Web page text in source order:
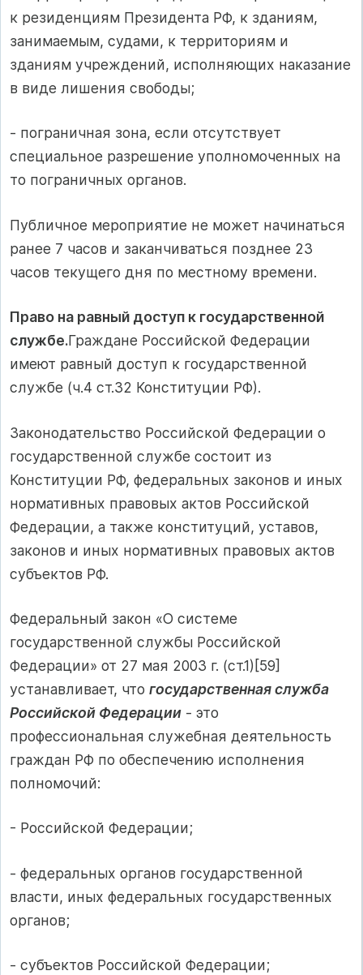
к резиденциям Президента РФ, к зданиям,
занимаемым, судами, к территориям и
зданиям учреждений, исполняющих наказание
в виде лишения свободы;
- пограничная зона, если отсутствует
специальное разрешение уполномоченных на
то пограничных органов.
Публичное мероприятие не может начинаться
ранее 7 часов и заканчиваться позднее 23
часов текущего дня по местному времени.
Право на равный доступ к государственной
службе.Граждане Российской Федерации
имеют равный доступ к государственной
службе (ч.4 ст.32 Конституции РФ).
Законодательство Российской Федерации о
государственной службе состоит из
Конституции РФ, федеральных законов и иных
нормативных правовых актов Российской
Федерации, а также конституций, уставов,
законов и иных нормативных правовых актов
субъектов РФ.
Федеральный закон «О системе
государственной службы Российской
Федерации» от 27 мая 2003 г. (ст.1)[59]
устанавливает, что государственная служба
Российской Федерации - это
профессиональная служебная деятельность
граждан РФ по обеспечению исполнения
полномочий:
- Российской Федерации;
- федеральных органов государственной
власти, иных федеральных государственных
органов;
- субъектов Российской Федерации;